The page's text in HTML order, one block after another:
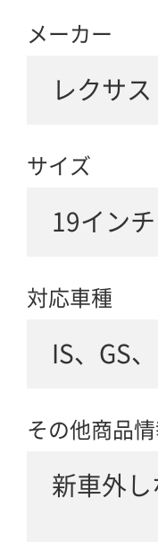
メーカー
レクサ
サイズ
19イン
対応車種
IS、GS
その他商品
新車外